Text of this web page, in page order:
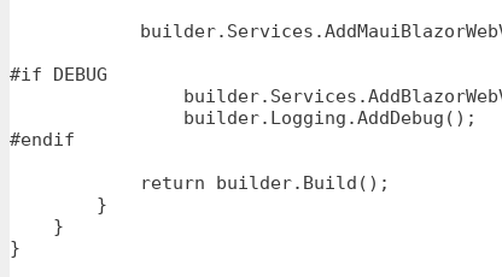
#if DEBUG
#endif
            return builder.Build();
        }
    }
}